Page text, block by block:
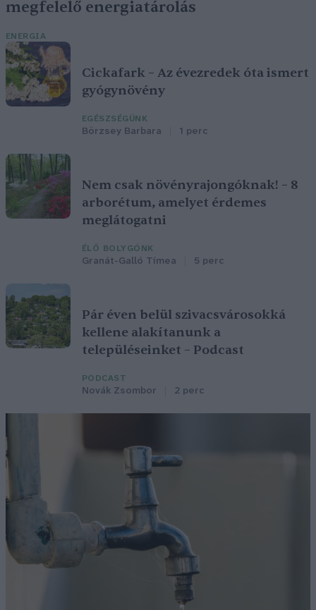
megfelelő energiatárolás
ENERGIA
Cickafark – Az évezredek óta ismert
gyógynövény
EGÉSZSÉGÜNK
Börzsey Barbara 1 perc
Nem csak növényrajongóknak! – 8
arborétum, amelyet érdemes
meglátogatni
ÉLŐ BOLYGÓNK
Granát-Galló Tímea 5 perc
Pár éven belül szivacsvárosokká
kellene alakítanunk a
településeinket – Podcast
PODCAST
Novák Zsombor 2 perc